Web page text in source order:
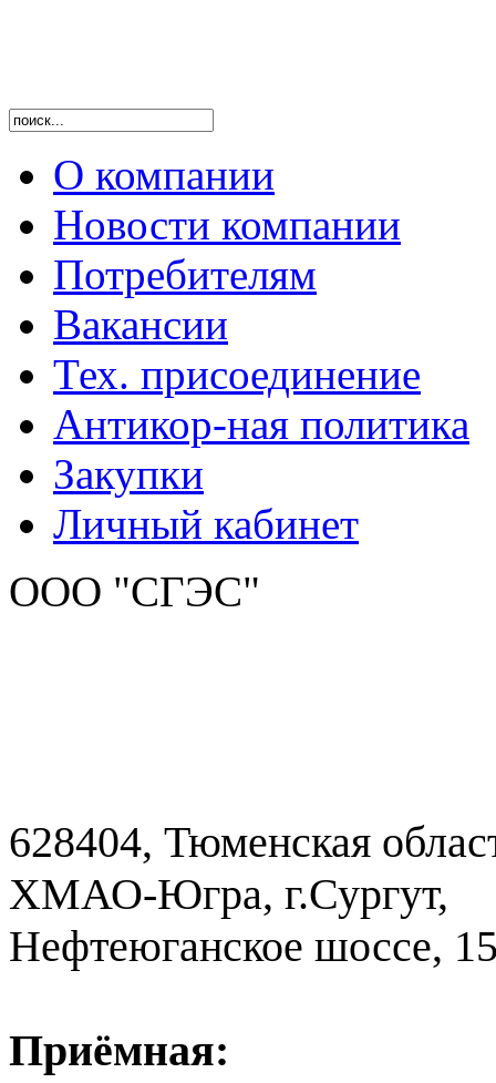
О компании
Новости компании
Потребителям
Вакансии
Тех. присоединение
Антикор-ная политика
Закупки
Личный кабинет
ООО "СГЭС"
628404, Тюменская
ХМАО-Югра, г.Сургут,
Нефтеюганское шоссе,
Приёмная: